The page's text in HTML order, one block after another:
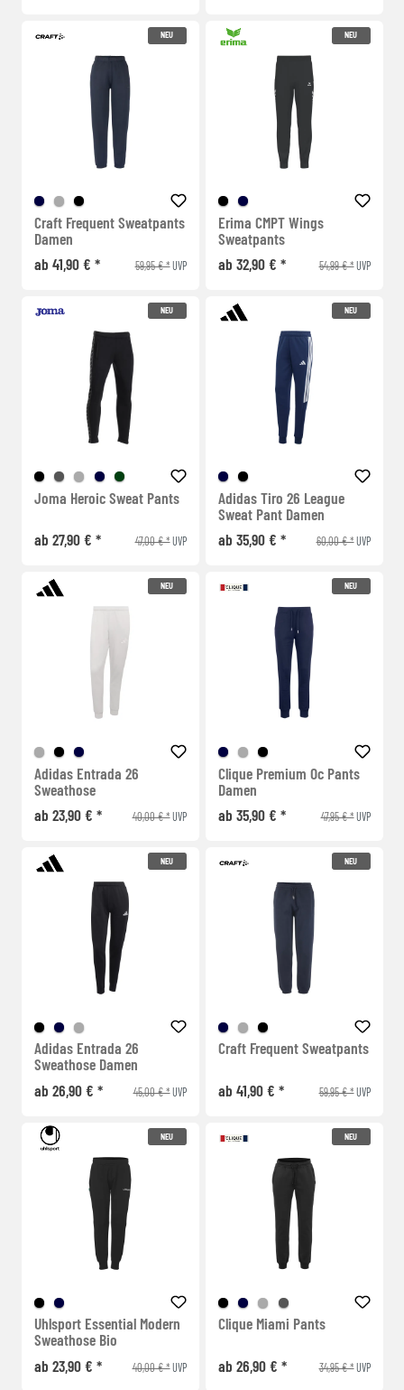
NEU
Craft Frequent Sweatpants
Damen
ab 41,90 € *
59,95 € *UVP
NEU
Erima CMPT Wings
Sweatpants
ab 32,90 € *
54,99 € *UVP
NEU
Joma Heroic Sweat Pants
ab 27,90 € * 47,00 € *UVP
NEU
Adidas Tiro 26 League
Sweat Pant Damen
ab 35,90 € *
60,00 € *UVP
NEU
Adidas Entrada 26
Sweathose
ab 23,90 € *
40,00 € *UVP
NEU
Clique Premium Oc Pants
Damen
ab 35,90 € *
47,95 € *UVP
NEU
Adidas Entrada 26
Sweathose Damen
ab 26,90 € *
45,00 € *UVP
NEU
Craft Frequent Sweatpants
ab 41,90 € * 59,95 € *UVP
NEU
Uhlsport Essential Modern
Sweathose Bio
ab 23,90 € *
40,00 € *UVP
NEU
Clique Miami Pants
ab 26,90 € * 34,95 € *UVP